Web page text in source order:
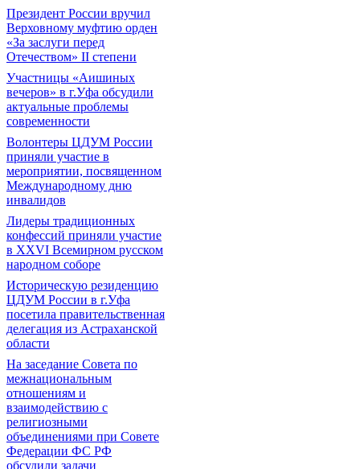
Президент России вручил
Верховному муфтию орден
«За заслуги перед
Отечеством» II степени
Участницы «Аишиных
вечеров» в г.Уфа обсудили
актуальные проблемы
современности
Волонтеры ЦДУМ России
приняли участие в
мероприятии, посвященном
Международному дню
инвалидов
Лидеры традиционных
конфессий приняли участие
в XXVI Всемирном русском
народном соборе
Историческую резиденцию
ЦДУМ России в г.Уфа
посетила правительственная
делегация из Астраханской
области
На заседание Совета по
межнациональным
отношениям и
взаимодействию с
религиозными
объединениями при Совете
Федерации ФС РФ
обсудили задачи